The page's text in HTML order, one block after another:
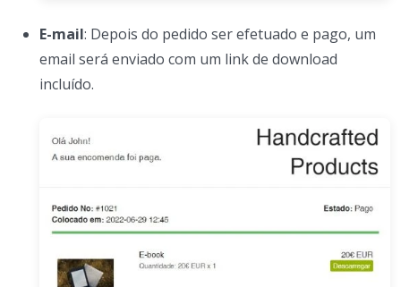
E-mail: Depois do pedido ser efetuado e pago, um
email será enviado com um link de download
incluído.